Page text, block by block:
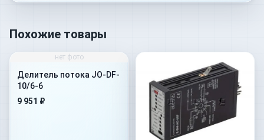
Похожие товары
нет фото
Делитель потока JO-DF-
10/6-6
9 951 ₽